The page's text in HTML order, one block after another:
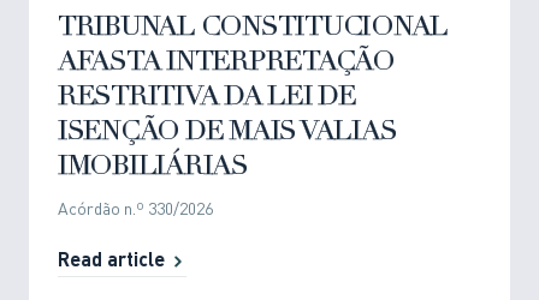
TRIBUNAL CONSTITUCIONAL
AFASTA INTERPRETAÇÃO
RESTRITIVA DA LEI DE
ISENÇÃO DE MAIS VALIAS
IMOBILIÁRIAS
Acórdão n.º 330/2026
Read article